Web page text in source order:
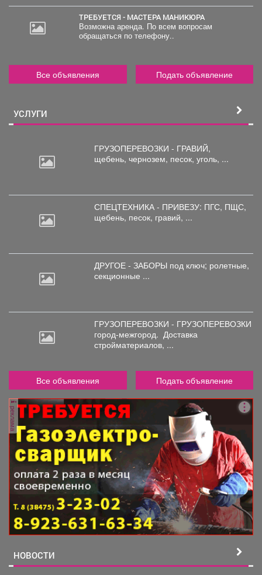
ТРЕБУЕТСЯ - МАСТЕРА МАНИКЮРА
Возможна аренда. По всем вопросам
обращаться по телефону..
Все объявления Подать объявление
УСЛУГИ
ГРУЗОПЕРЕВОЗКИ - ГРАВИЙ,
щебень, чернозем, песок, уголь, ...
СПЕЦТЕХНИКА - ПРИВЕЗУ: ПГС, ПЩС,
щебень, песок, гравий, ...
ДРУГОЕ - ЗАБОРЫ под ключ; ролетные,
секционные ...
ГРУЗОПЕРЕВОЗКИ - ГРУЗОПЕРЕВОЗКИ
город-межгород. Доставка
стройматериалов, ...
Все объявления Подать объявление
реклама
НОВОСТИ